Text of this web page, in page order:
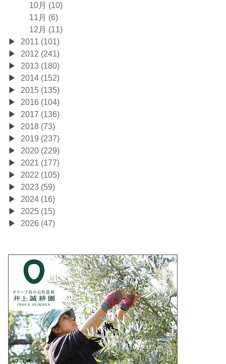
10月 (10)
11月 (6)
12月 (11)
2011 (101)
2012 (241)
2013 (180)
2014 (152)
2015 (135)
2016 (104)
2017 (136)
2018 (73)
2019 (237)
2020 (229)
2021 (177)
2022 (105)
2023 (59)
2024 (16)
2025 (15)
2026 (47)